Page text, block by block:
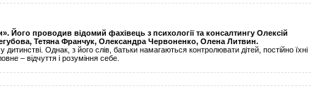
Його проводив відомий фахівець з психології та консалтингу Олексій
Тетяна Франчук, Олександра Червоненко, Олена Литвин.
Однак, з його слів, батьки намагаються контролювати дітей, постійно їхні
– відчуття і розуміння себе.